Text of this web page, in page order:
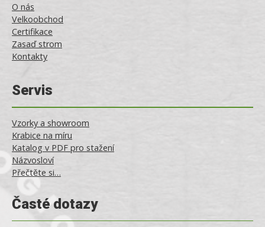
O nás
Velkoobchod
Certifikace
Zasaď strom
Kontakty
Servis
Vzorky a showroom
Krabice na míru
Katalog v PDF pro stažení
Názvosloví
Přečtěte si…
Časté dotazy